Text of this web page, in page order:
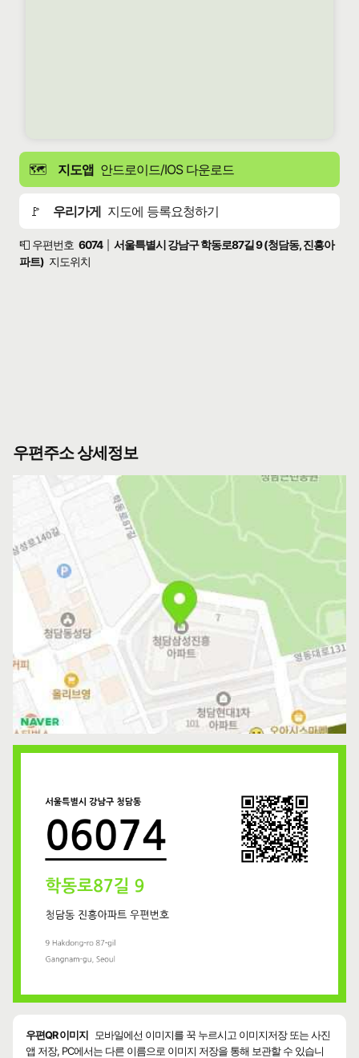
🗺️ 지도앱 안드로이드/IOS 다운로드
🚩 우리가게 지도에 등록요청하기
📮 우편번호 6074
서울특별시 강남구 학동로87길 9 (청담동, 진흥아
파트) 지도위치
우편주소 상세정보
우편QR 이미지
모바일에선 이미지를 꾹 누르시고 이미지저장 또는 사진
앱 저장, PC에서는 다른 이름으로 이미지 저장을 통해 보관할 수 있습니